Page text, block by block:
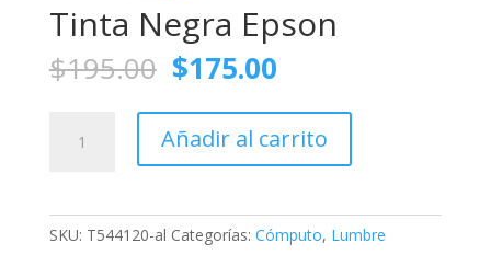
Tinta Negra Epson
$195.00 El
precio
original
era:
$195.00.
$175.00El
actual
es:
$175.00.
Negra
Añadir al carrito
SKU: T544120-al Categorías: Cómputo, Lumbre